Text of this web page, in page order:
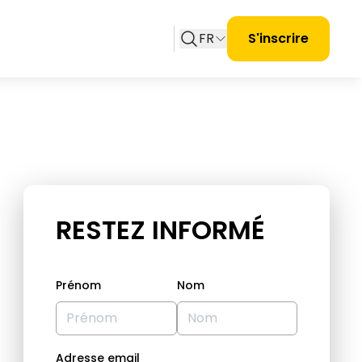
FR S'inscrire
RESTEZ INFORMÉ
Prénom Nom
Adresse email